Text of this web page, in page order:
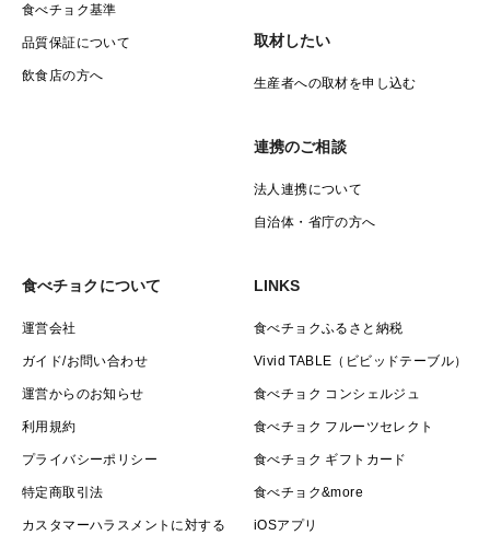
食べチョク基準
品質保証について
飲食店の方へ
取材したい
生産者への取材を申し込む
連携のご相談
法人連携について
自治体・省庁の方へ
食べチョクについて
運営会社
ガイド/お問い合わせ
運営からのお知らせ
利用規約
プライバシーポリシー
特定商取引法
カスタマーハラスメントに対する
LINKS
食べチョクふるさと納税
Vivid TABLE（ビビッドテーブル）
食べチョク コンシェルジュ
食べチョク フルーツセレクト
食べチョク ギフトカード
食べチョク&more
iOSアプリ